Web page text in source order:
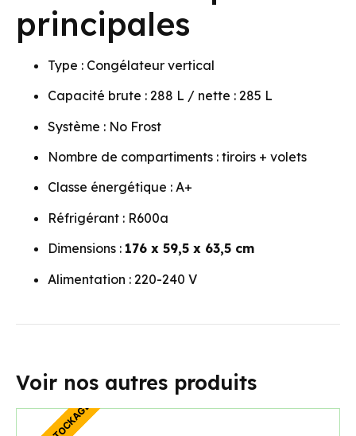
principales
Type : Congélateur vertical
Capacité brute : 288 L / nette : 285 L
Système : No Frost
Nombre de compartiments : tiroirs + volets
Classe énergétique : A+
Réfrigérant : R600a
Dimensions : 176 x 59,5 x 63,5 cm
Alimentation : 220-240 V
Voir nos autres produits